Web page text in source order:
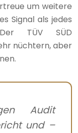
um weitere
Signal als jedes
TÜV SÜD
nüchtern, aber
Audit
und –